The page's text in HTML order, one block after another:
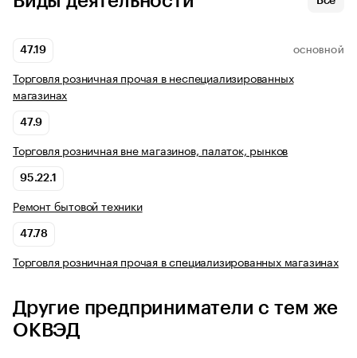
47.19 ОСНОВНОЙ
Торговля розничная прочая в неспециализированных
магазинах
47.9
Торговля розничная вне магазинов, палаток, рынков
95.22.1
Ремонт бытовой техники
47.78
Торговля розничная прочая в специализированных магазинах
Другие предприниматели с тем же
ОКВЭД